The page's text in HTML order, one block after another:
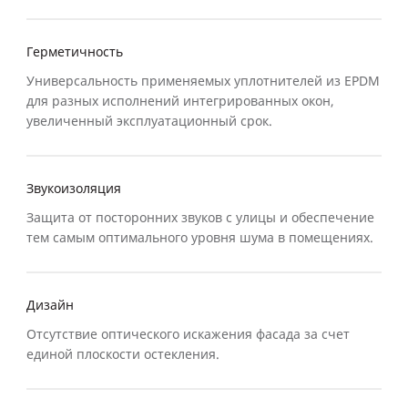
Герметичность
Универсальность применяемых уплотнителей из EPDM
для разных исполнений интегрированных окон,
увеличенный эксплуатационный срок.
Звукоизоляция
Защита от посторонних звуков с улицы и обеспечение
тем самым оптимального уровня шума в помещениях.
Дизайн
Отсутствие оптического искажения фасада за счет
единой плоскости остекления.